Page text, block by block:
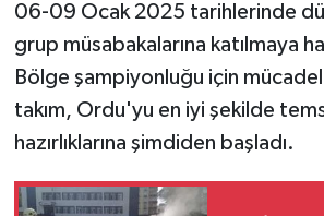
06-09 Ocak 2025 tarihlerinde
grup müsabakalarına katılmaya
Bölge şampiyonluğu için
takım, Ordu'yu en iyi şekilde
hazırlıklarına şimdiden başladı.